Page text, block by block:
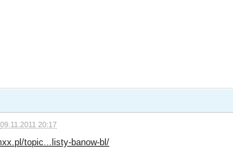
09.11.2011 20:17
topic...listy-banow-bl/